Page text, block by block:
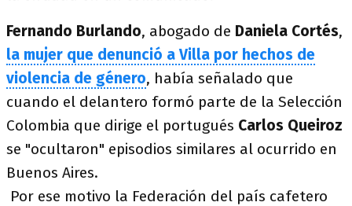
Fernando Burlando, abogado de Daniela Cortés,
la mujer que denunció a Villa por hechos de
violencia de género, había señalado que
cuando el delantero formó parte de la Selección
Colombia que dirige el portugués Carlos Queiroz
se "ocultaron" episodios similares al ocurrido en
Buenos Aires.
Por ese motivo la Federación del país cafetero